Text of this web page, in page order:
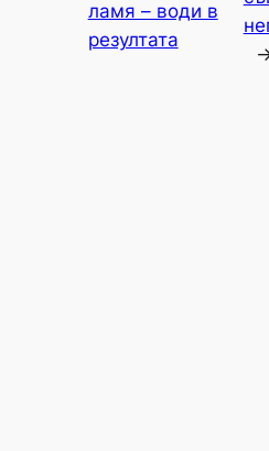
ламя – води в
резултата